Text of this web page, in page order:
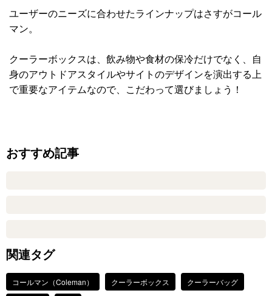
ユーザーのニーズに合わせたラインナップはさすがコール
マン。
クーラーボックスは、飲み物や食材の保冷だけでなく、自
身のアウトドアスタイルやサイトのデザインを演出する上
で重要なアイテムなので、こだわって選びましょう！
おすすめ記事
関連タグ
コールマン（Coleman） クーラーボックス
クーラーバッグ